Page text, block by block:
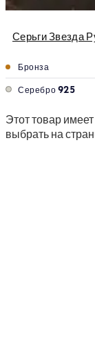
Серьги Звезда
Бронза
Серебро 925
Этот товар
выбрать на